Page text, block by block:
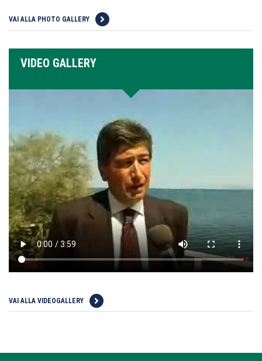
VAI ALLA PHOTO GALLERY
VIDEO GALLERY
VAI ALLA VIDEOGALLERY